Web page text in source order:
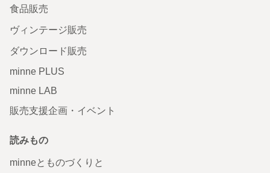
食品販売
ヴィンテージ販売
ダウンロード販売
minne PLUS
minne LAB
販売支援企画・イベント
読みもの
minneとものづくりと